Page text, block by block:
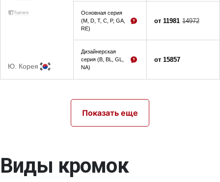
Ю. Корея
Основная серия
(M, D, T, C, P, GA,
RE)
Дизайнерская
серия (B, BL, GL,
NA)
от 11981 14972
от 15857
Показать еще
Виды кромок